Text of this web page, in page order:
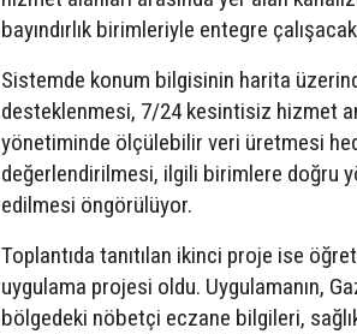
bayındırlık birimleriyle entegre
Sistemde konum bilgisinin harita
desteklenmesi, 7/24 kesintisiz hizmet
yönetiminde ölçülebilir veri üretmesi
değerlendirilmesi, ilgili birimlere doğru
edilmesi öngörülüyor.
Toplantıda tanıtılan ikinci proje ise
uygulama projesi oldu. Uygulamanın,
bölgedeki nöbetçi eczane bilgileri,